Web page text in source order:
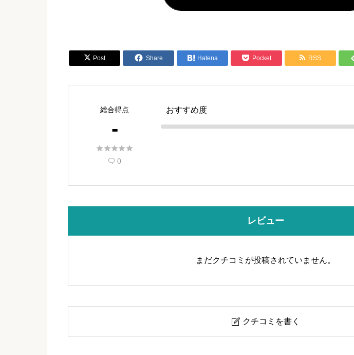
 Post  Share  Hatena  Pocket  RSS
総合得点
-

 0
おすすめ度
レビュー
まだクチコミが投稿されていません。
 クチコミを書く